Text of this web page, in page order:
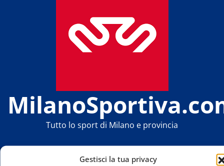
Gestisci la tua privacy
Tutto lo sport di Milano e provincia